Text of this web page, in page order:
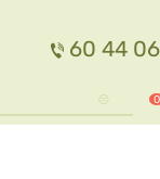
60 44 06
0